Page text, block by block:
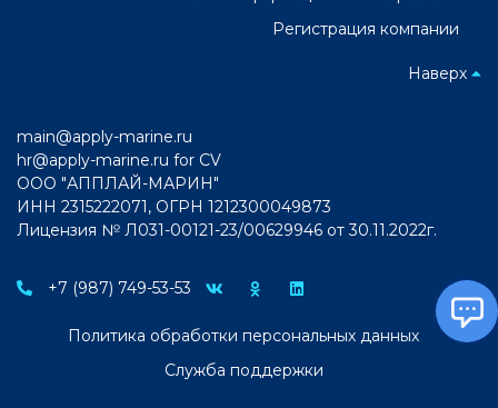
Регистрация компании
Наверх
main@apply-marine.ru
hr@apply-marine.ru for CV
ООО "АППЛАЙ-МАРИН"
ИНН 2315222071, ОГРН 1212300049873
Лицензия № Л031-00121-23/00629946 от 30.11.2022г.
+7 (987) 749-53-53
Политика обработки персональных данных
Служба поддержки